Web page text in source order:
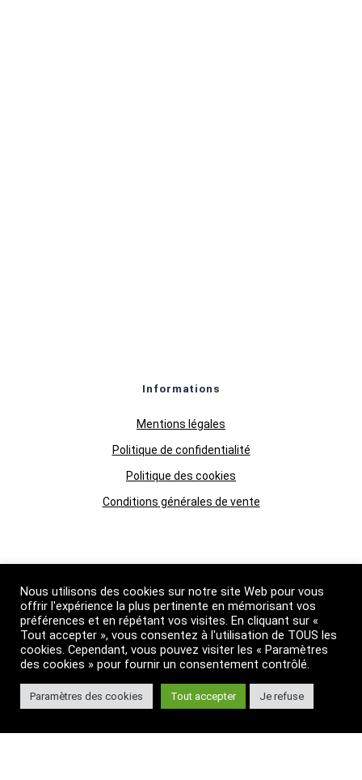
Informations
Mentions légales
Politique de confidentialité
Politique des cookies
Conditions générales de vente
Boutique
Grossiste huiles essentielles
Suivez nous
Primessence
Nous utilisons des cookies sur notre site Web pour vous
offrir l'expérience la plus pertinente en mémorisant vos
préférences et en répétant vos visites. En cliquant sur «
Tout accepter », vous consentez à l'utilisation de TOUS les
cookies. Cependant, vous pouvez visiter les « Paramètres
des cookies » pour fournir un consentement contrôlé.
Paramètres des cookies Tout accepter Je refuse